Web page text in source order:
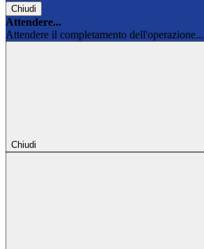
Chiudi
Attendere...
Attendere il completamento dell'operazione...
Chiudi